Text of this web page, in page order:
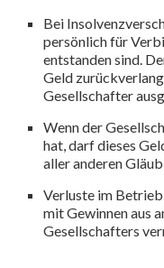
Bei
persönlich für
entstanden sind.
Geld
Gesellschafter
Wenn der
hat, darf dieses
aller anderen
Verluste im
mit Gewinnen aus
Gesellschafters